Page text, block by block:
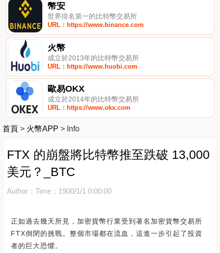
幣安
世界排名第一的比特幣交易所
URL：https://www.binance.com
火幣
成立於2013年的比特幣交易所
URL：https://www.huobi.com
歐易OKX
成立於2014年的比特幣交易所
URL：https://www.okx.com
首頁 > 火幣APP > Info
FTX 的崩盤將比特幣推至跌破 13,000
美元？_BTC
Author： Time：1900/1/1 0:00:00
正如過去幾天所見，加密貨幣行業受到著名加密貨幣交易所
FTX倒閉的挑戰。整個市場都在流血，這進一步引起了投資
者的巨大恐懼。